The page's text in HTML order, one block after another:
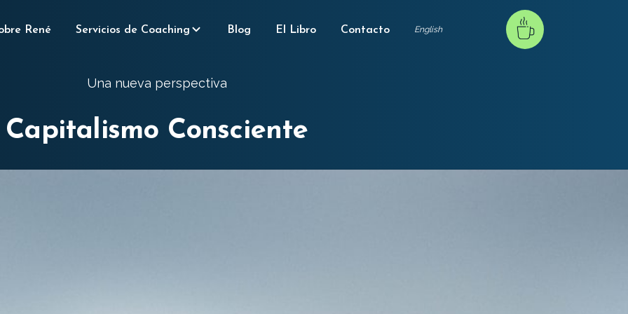
René Servicios de Coaching Blog El Libro Contacto English
Capitalismo Consciente
Una nueva perspectiva